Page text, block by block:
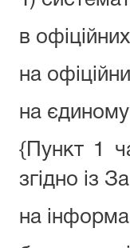
в
на
на
{Пункт 1
згідно із
на